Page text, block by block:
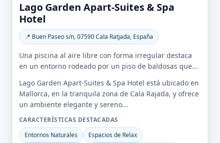
Lago Garden Apart-Suites & Spa
Hotel
📍 Buen Paseo s/n, 07590 Cala Ratjada, España
Una piscina al aire libre con forma irregular destaca
en un entorno rodeado por un piso de baldosas que...
Lago Garden Apart-Suites & Spa Hotel está ubicado en
Mallorca, en la tranquila zona de Cala Rajada, y ofrece
un ambiente elegante y sereno...
CARACTERÍSTICAS DESTACADAS
Entornos Naturales
Espacios de Relax